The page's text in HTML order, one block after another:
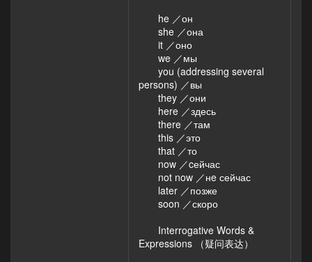
he ／он
she ／она
it ／оно
we ／мы
you (addressing several
persons) ／вы
they ／они
here ／здесь
there ／там
this ／это
that ／то
now ／cейчас
not now ／нe сейчас
later ／позже
soon ／скоро
Interrogative Words &
Expressions （疑问表达）